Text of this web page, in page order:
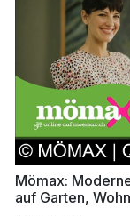
Mömax:
auf Garten,